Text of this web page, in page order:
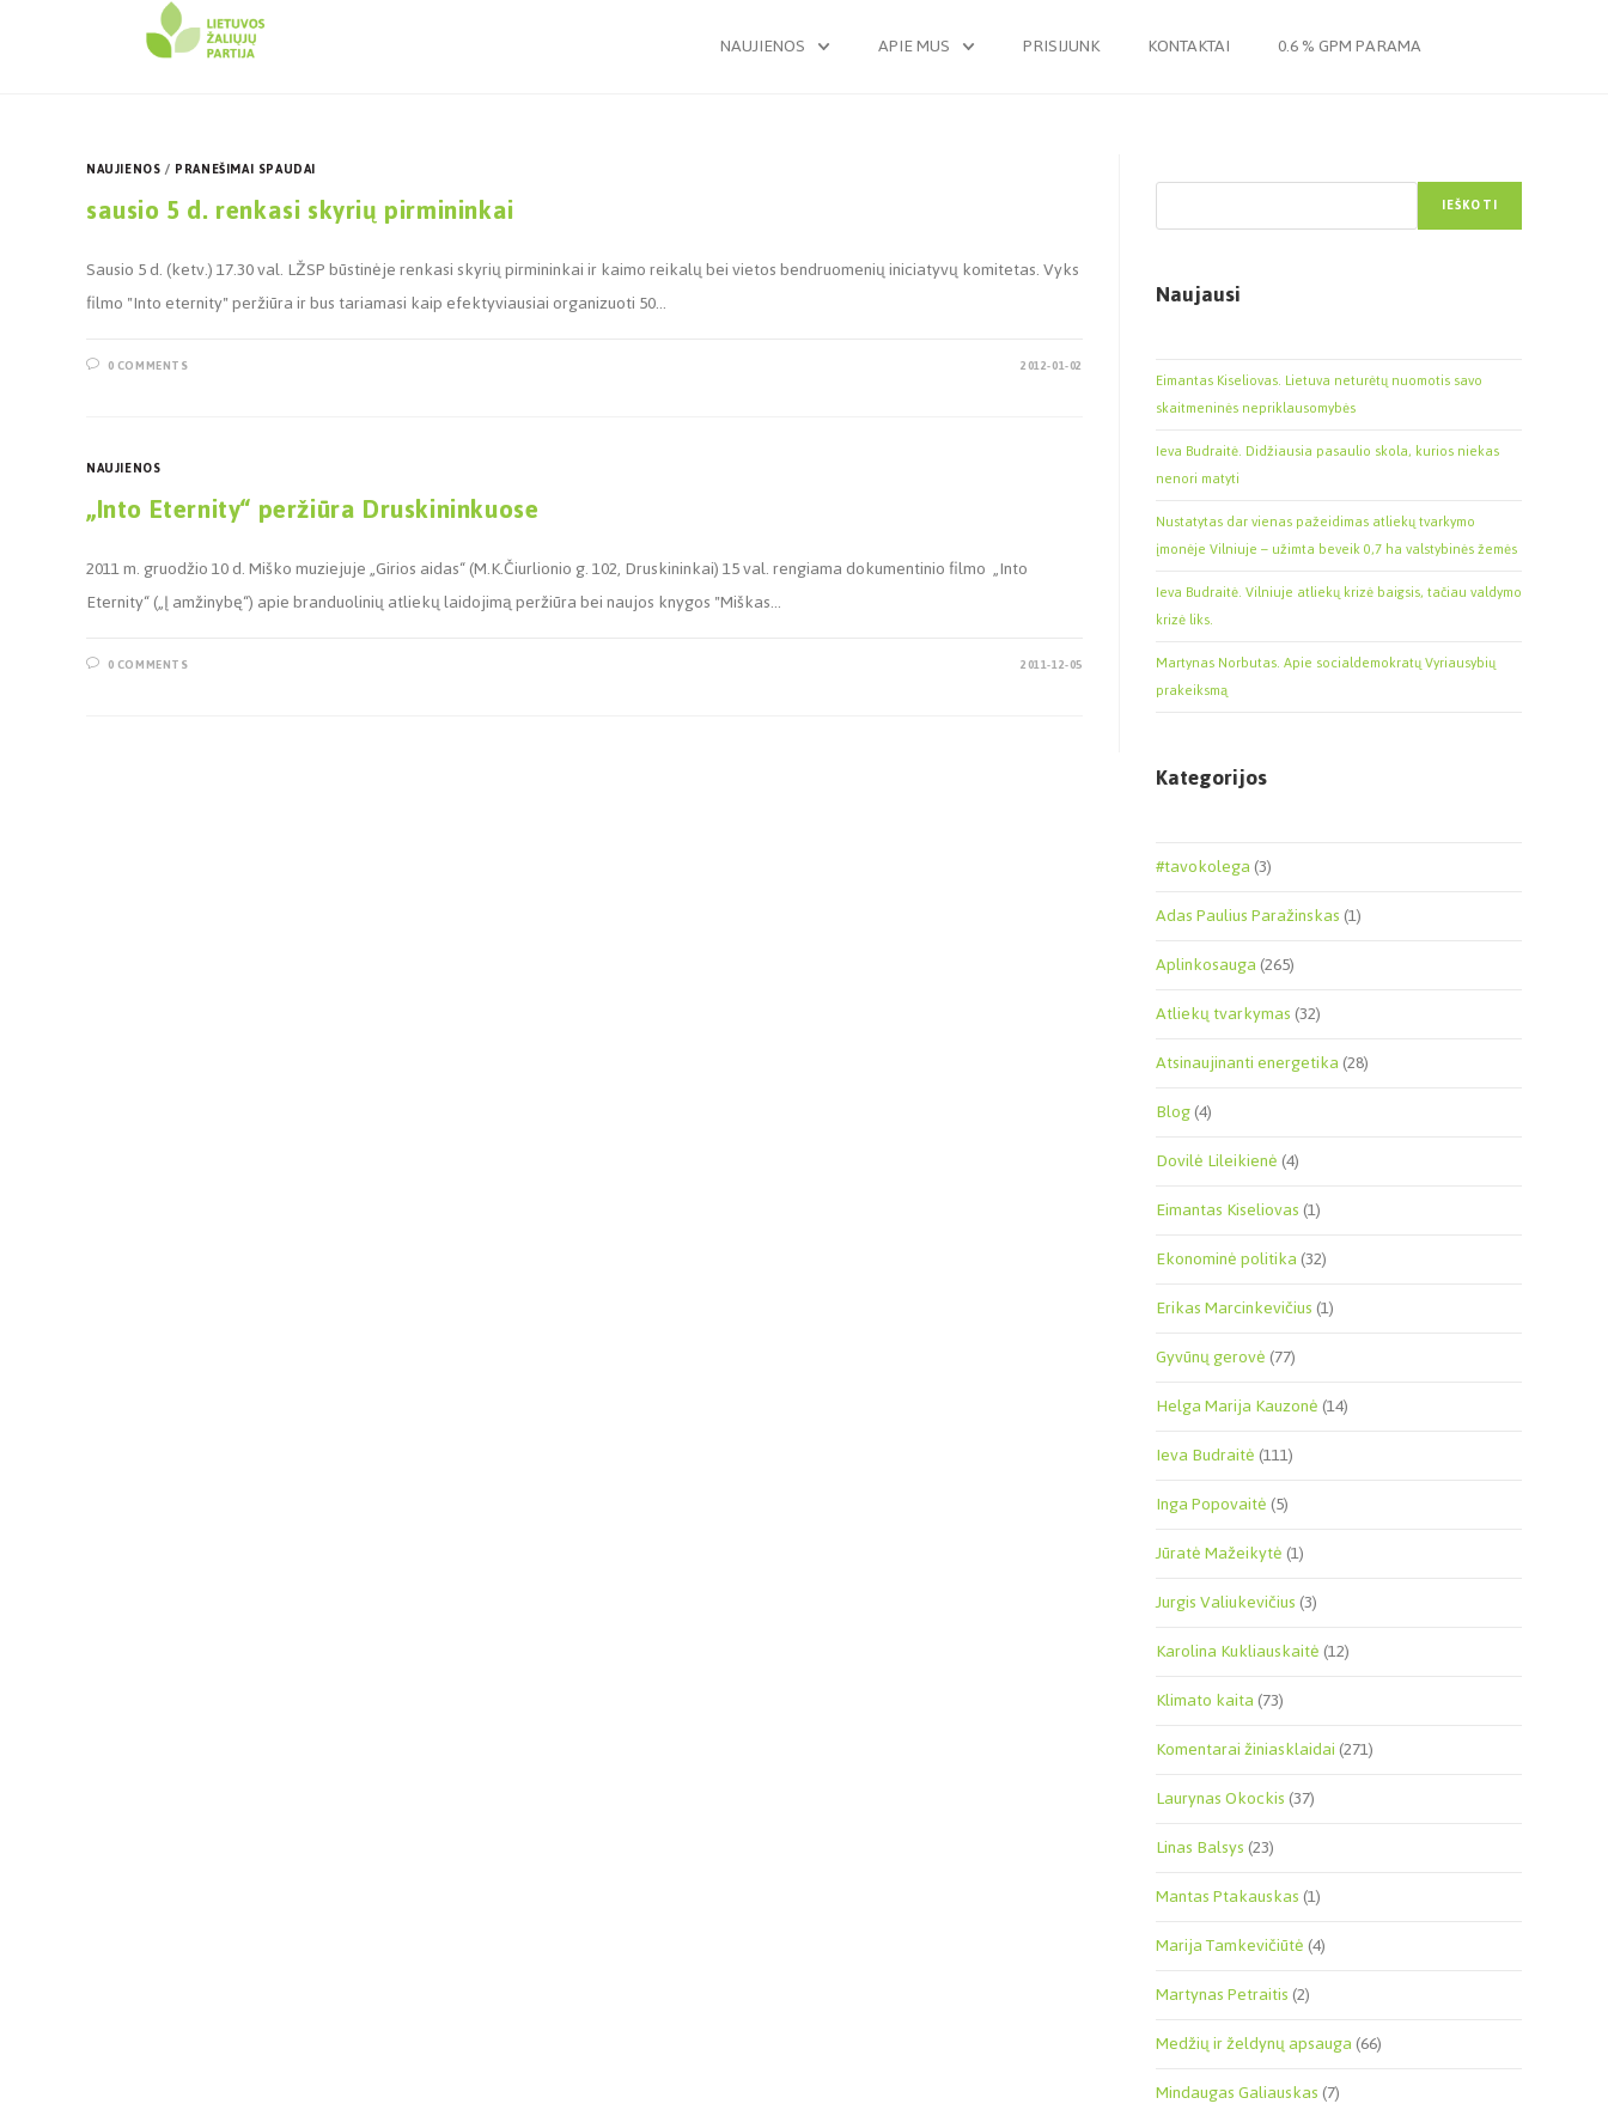
NAUJIENOS APIE MUS PRISIJUNK KONTAKTAI 0.6 % GPM PARAMA
NAUJIENOS/ PRANEŠIMAI SPAUDAI
sausio 5 d. renkasi skyrių pirmininkai
Sausio 5 d. (ketv.) 17.30 val. LŽSP būstinėje renkasi skyrių pirmininkai ir kaimo reikalų bei vietos bendruomenių iniciatyvų komitetas. Vyks
filmo "Into eternity" peržiūra ir bus tariamasi kaip efektyviausiai organizuoti 50…
0 COMMENTS 2012-01-02
NAUJIENOS
„Into Eternity“ peržiūra Druskininkuose
2011 m. gruodžio 10 d. Miško muziejuje „Girios aidas“ (M.K.Čiurlionio g. 102, Druskininkai) 15 val. rengiama dokumentinio filmo „Into
Eternity“ („Į amžinybę“) apie branduolinių atliekų laidojimą peržiūra bei naujos knygos "Miškas…
0 COMMENTS 2011-12-05
IEŠKOTI
Naujausi
Eimantas Kiseliovas. Lietuva neturėtų nuomotis savo
skaitmeninės nepriklausomybės
Ieva Budraitė. Didžiausia pasaulio skola, kurios niekas
nenori matyti
Nustatytas dar vienas pažeidimas atliekų tvarkymo
įmonėje Vilniuje – užimta beveik 0,7 ha valstybinės žemės
Ieva Budraitė. Vilniuje atliekų krizė baigsis, tačiau valdymo
krizė liks.
Martynas Norbutas. Apie socialdemokratų Vyriausybių
prakeiksmą
Kategorijos
#tavokolega(3)
Adas Paulius Paražinskas(1)
Aplinkosauga(265)
Atliekų tvarkymas(32)
Atsinaujinanti energetika(28)
Blog(4)
Dovilė Lileikienė(4)
Eimantas Kiseliovas(1)
Ekonominė politika(32)
Erikas Marcinkevičius(1)
Gyvūnų gerovė(77)
Helga Marija Kauzonė(14)
Ieva Budraitė(111)
Inga Popovaitė(5)
Jūratė Mažeikytė(1)
Jurgis Valiukevičius(3)
Karolina Kukliauskaitė(12)
Klimato kaita(73)
Komentarai žiniasklaidai(271)
Laurynas Okockis(37)
Linas Balsys(23)
Mantas Ptakauskas(1)
Marija Tamkevičiūtė(4)
Martynas Petraitis(2)
Medžių ir želdynų apsauga(66)
Mindaugas Galiauskas(7)